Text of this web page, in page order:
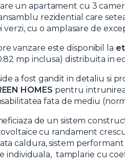
un apartament cu 3
rezidential care
verzi, cu o amplasare de
vanzare este disponibil la
mp inclusa) distribuita
a fost gandit in detaliu si
HOMES pentru
fata de mediu
de un sistem
cu randament
caldura, sistem performant
individuala, tamplarie cu